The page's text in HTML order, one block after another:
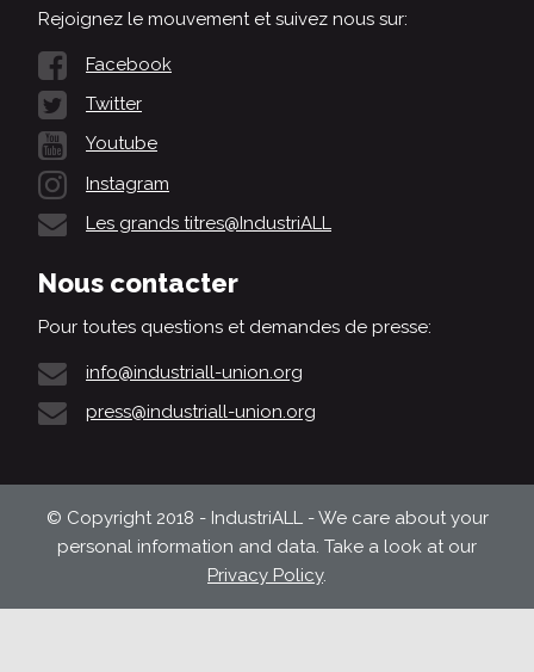
Rejoignez le mouvement et suivez nous sur:
Facebook
Twitter
Youtube
Instagram
Les grands titres@IndustriALL
Nous contacter
Pour toutes questions et demandes de presse:
info@industriall-union.org
press@industriall-union.org
© Copyright 2018 - IndustriALL - We care about your
personal information and data. Take a look at our
Privacy Policy.